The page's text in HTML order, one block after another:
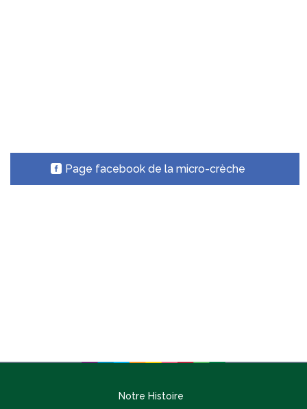
Page facebook de la micro-crèche
Notre Histoire